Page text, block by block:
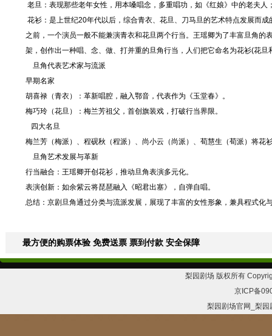
老旦：表现那些老年女性，用本嗓唱念，多重唱功，如《红娘》中的老夫人
花衫：是上世纪20年代以后，综合青衣、花旦、刀马旦的艺术特点发展而
之前，一个演员一般不能兼演青衣和花旦两个行当。王瑶卿为了丰富旦角
架，创作出一种唱、念、做、打并重的旦角行当，人们把它命名为花衫(花旦
旦角代表艺术家与流派
‌早期名家
胡喜禄（青衣）：革新唱腔，融入鄂音，代表作为《玉堂春》。
梅巧玲（花旦）：梅兰芳祖父，首创旗装戏，打破行当界限。
四大名旦
梅兰芳（梅派）、程砚秋（程派）、尚小云（尚派）、荀慧生（荀派）将
旦角艺术发展与革新
‌行当融合‌：王瑶卿开创花衫，推动旦角表演多元化。
‌表演创新‌：如余紫云将琵琶融入《昭君出塞》，自弹自唱。
总结‌：京剧旦角通过分类与流派发展，展现了丰富的女性形象，兼具程式化
最方便的购票体验 免费送票 票到付款 安全保障
梨园剧场 版权所有
京ICP备
梨园剧场官网_梨